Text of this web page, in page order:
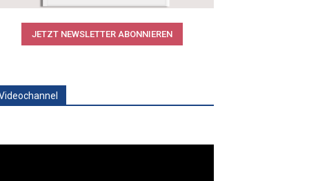
JETZT NEWSLETTER ABONNIEREN